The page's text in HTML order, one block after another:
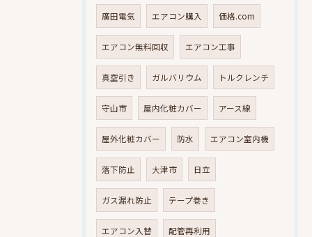
廣田電気 エアコン購入 価格.com
エアコン無料回収 エアコン工事
真空引き ガルバリウム トルクレンチ
守山市 屋内化粧カバー アース線
屋外化粧カバー 防水 エアコン室内機
落下防止 大津市 日立
ガス漏れ防止 テープ巻き
エアコン入替 配管再利用